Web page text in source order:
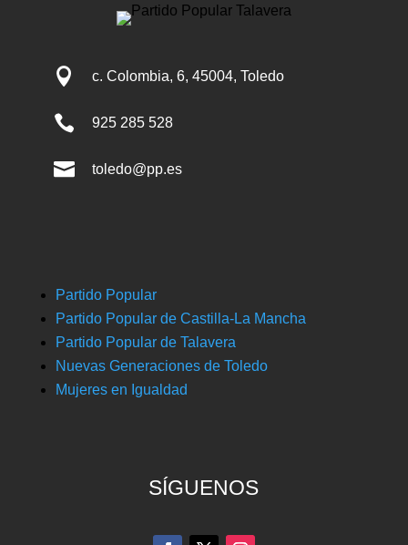
 c. Colombia, 6, 45004, Toledo
 925 285 528
 toledo@pp.es
Partido Popular
Partido Popular de Castilla-La Mancha
Partido Popular de Talavera
Nuevas Generaciones de Toledo
Mujeres en Igualdad
SÍGUENOS